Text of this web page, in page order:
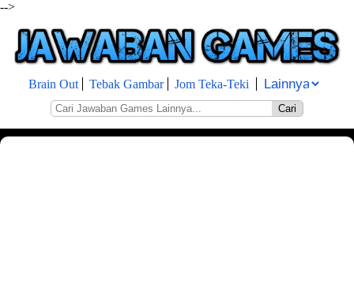
-->
Brain Out Tebak Gambar Jom Teka-Teki
Cari